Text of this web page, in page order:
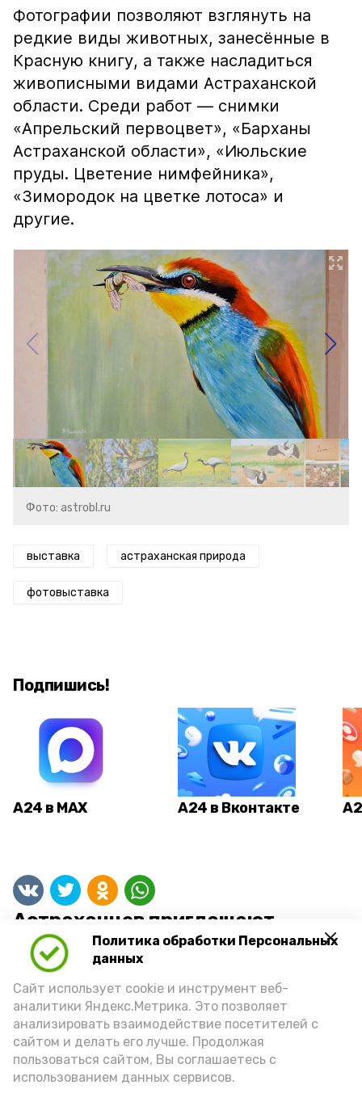
Политика обработки Персональных
данных
Сайт использует cookie и инструмент веб-
аналитики Яндекс.Метрика. Это позволяет
анализировать взаимодействие посетителей с
сайтом и делать его лучше. Продолжая
пользоваться сайтом, Вы соглашаетесь с
использованием данных сервисов.
Фотографии позволяют взглянуть на
редкие виды животных, занесённые в
Красную книгу, а также насладиться
живописными видами Астраханской
области. Среди работ — снимки
«Апрельский первоцвет», «Барханы
Астраханской области», «Июльские
пруды. Цветение нимфейника»,
«Зимородок на цветке лотоса» и
другие.
Фото: astrobl.ru
выставка астраханская природа
фотовыставка
Подпишись!
А24 в MAX А24 в Вконтакте
Астраханцев приглашают
проверить свою спортивную
эрудицию